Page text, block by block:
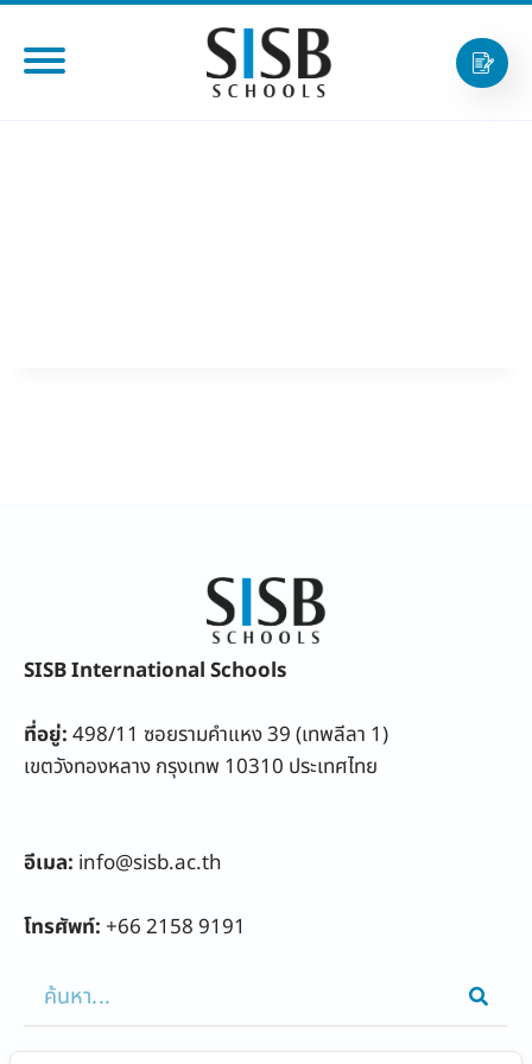
SISB International Schools
ที่อยู่:498/11 ซอยรามคำแหง 39 (เทพลีลา 1)
เขตวังทองหลาง กรุงเทพ 10310 ประเทศไทย
อีเมล: info@sisb.ac.th
โทรศัพท์: +66 2158 9191